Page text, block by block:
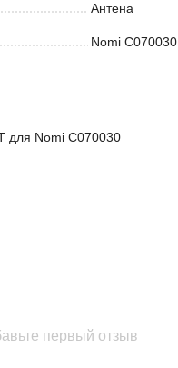
Антена
Nomi C070030
для Nomi C070030
первый отзыв